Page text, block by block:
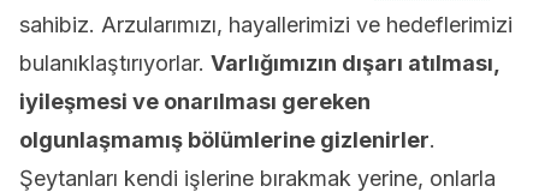
sahibiz. Arzularımızı, hayallerimizi ve hedeflerimizi
bulanıklaştırıyorlar. Varlığımızın dışarı atılması,
iyileşmesi ve onarılması gereken
olgunlaşmamış bölümlerine gizlenirler.
Şeytanları kendi işlerine bırakmak yerine, onlarla